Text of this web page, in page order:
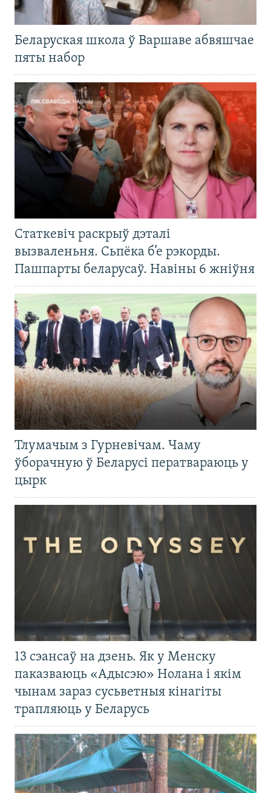
Беларуская школа ў Варшаве абвяшчае
пяты набор
Статкевіч раскрыў дэталі
вызваленьня. Сьпёка б’е рэкорды.
Пашпарты беларусаў. Навіны 6 жніўня
Тлумачым з Гурневічам. Чаму
ўборачную ў Беларусі ператвараюць у
цырк
13 сэансаў на дзень. Як у Менску
паказваюць «Адысэю» Нолана і якім
чынам зараз сусьветныя кінагіты
трапляюць у Беларусь